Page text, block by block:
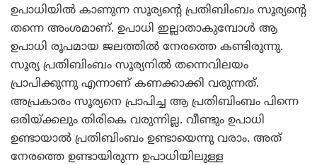
ഉപാധിയില്‍ കാണുന്ന സൂര്യന്റെ പ്രതിബിംബം സൂര്യന്റെ
തന്നെ അംശമാണ്. ഉപാധി ഇല്ലാതാകുമ്പോള്‍ ആ
ഉപാധി രൂപമായ ജലത്തില്‍ നേരത്തെ കണ്ടിരുന്നു.
സൂര്യ പ്രതിബിംബം സൂര്യനില്‍ തന്നെവിലയം
പ്രാപിക്കുന്നു എന്നാണ് കണക്കാക്കി വരുന്നത്.
അപ്രകാരം സൂര്യനെ പ്രാപിച്ച ആ പ്രതിബിംബം പിന്നെ
ഒരിയ്ക്കലും തിരികെ വരുന്നില്ല. വീണ്ടും ഉപാധി
ഉണ്ടായാല്‍ പ്രതിബിംബം ഉണ്ടായെന്നു വരാം. അത്
നേരത്തെ ഉണ്ടായിരുന്ന ഉപാധിയിലുള്ള